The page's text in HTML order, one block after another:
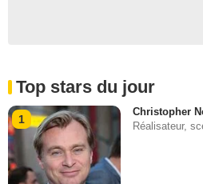
Top stars du jour
1
Christopher
Réalisateur,